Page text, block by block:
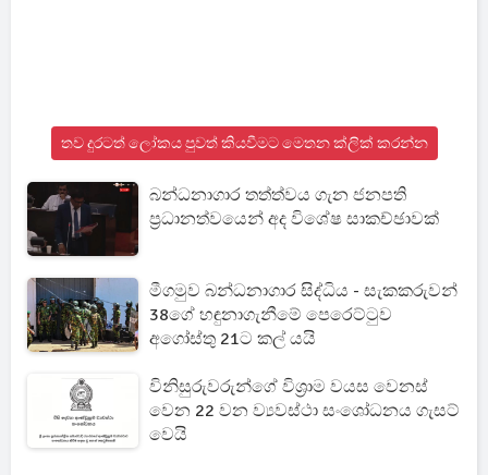
තව දුරටත් ලෝකය පුවත් කියවීමට මෙතන ක්ලික් කරන්න
බන්ධනාගාර තත්ත්වය ගැන ජනපති
ප්‍රධානත්වයෙන් අද විශේෂ සාකච්ඡාවක්
මීගමුව බන්ධනාගාර සිද්ධිය - සැකකරුවන්
38ගේ හඳුනාගැනීමේ පෙරෙට්ටුව
අගෝස්තු 21ට කල් යයි
විනිසුරුවරුන්ගේ විශ්‍රාම වයස වෙනස්
වෙන 22 වන ව්‍යවස්ථා සංශෝධනය ගැසට්
වෙයි